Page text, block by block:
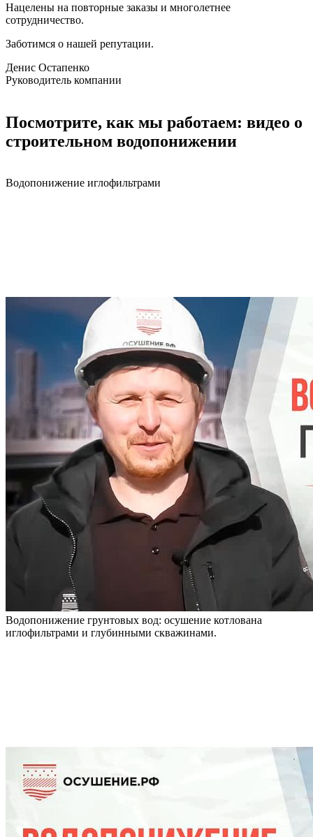
Нацелены на повторные заказы и многолетнее
сотрудничество.
Заботимся о нашей репутации.
Денис Остапенко
Руководитель компании
Посмотрите, как мы работаем: видео о
строительном водопонижении
Водопонижение иглофильтрами
Водопонижение грунтовых вод: осушение котлована
иглофильтрами и глубинными скважинами.